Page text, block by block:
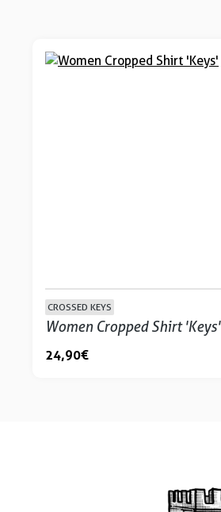
CROSSED KEYS
Women Cropped Shirt 'Keys'
24,90 €